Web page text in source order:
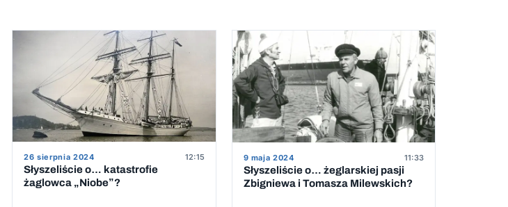
26 sierpnia 2024 12:15
Słyszeliście o… katastrofie
żaglowca „Niobe”?
9 maja 2024 11:33
Słyszeliście o… żeglarskiej pasji
Zbigniewa i Tomasza Milewskich?